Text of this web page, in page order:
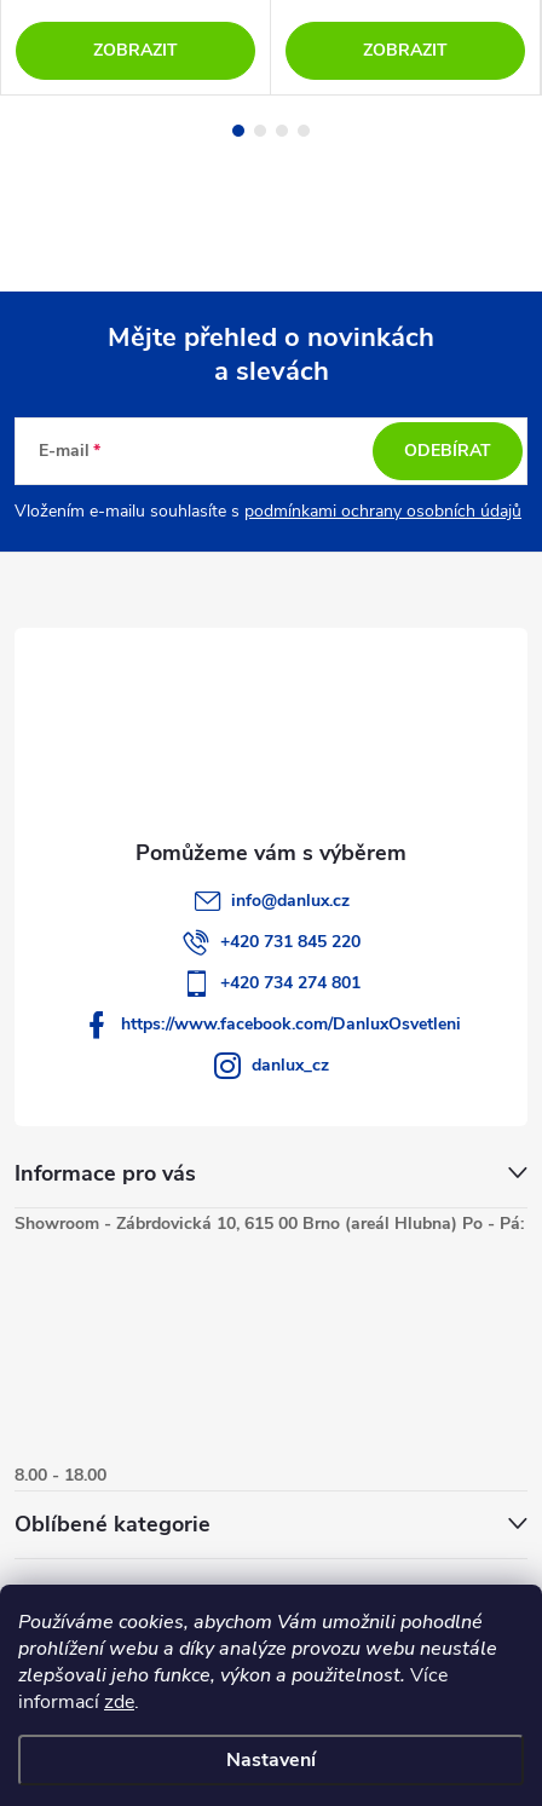
Používáme cookies, abychom Vám umožnili pohodlné
prohlížení webu a díky analýze provozu webu neustále
zlepšovali jeho funkce, výkon a použitelnost. Více
informacízde.
Nastavení
ZOBRAZIT ZOBRAZIT
p
Mějte přehled o novinkách
a slevách
E-mail
Vložením e-mailu souhlasíte s podmínkami ochrany osobních údajů
ODEBÍRAT
Informace pro vás
info@danlux.cz
+420 731 845 220
+420 734 274 801
https://www.facebook.com/DanluxOsvetleni
danlux_cz
Showroom - Zábrdovická 10, 615 00 Brno (areál Hlubna) Po - Pá:
8.00 - 18.00
Oblíbené kategorie
Copyright 2026